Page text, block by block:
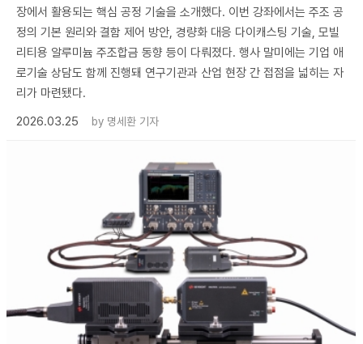
장에서 활용되는 핵심 공정 기술을 소개했다. 이번 강좌에서는 주조 공
정의 기본 원리와 결함 제어 방안, 경량화 대응 다이캐스팅 기술, 모빌
리티용 알루미늄 주조합금 동향 등이 다뤄졌다. 행사 말미에는 기업 애
로기술 상담도 함께 진행돼 연구기관과 산업 현장 간 접점을 넓히는 자
리가 마련됐다.
2026.03.25
by 명세환 기자